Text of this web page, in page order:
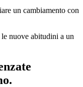
un cambiamento con
nuove abitudini a un